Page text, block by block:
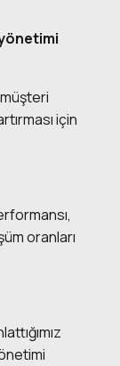
için
oranları